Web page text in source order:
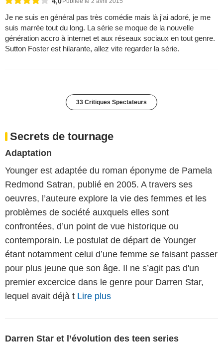
Je ne suis en général pas très comédie mais là j'ai adoré, je me
suis marrée tout du long. La série se moque de la nouvelle
génération accro à internet et aux réseaux sociaux en tout genre.
Sutton Foster est hilarante, allez vite regarder la série.
33 Critiques Spectateurs
Secrets de tournage
Adaptation
Younger est adaptée du roman éponyme de Pamela
Redmond Satran, publié en 2005. A travers ses
oeuvres, l’auteure explore la vie des femmes et les
problèmes de société auxquels elles sont
confrontées, d’un point de vue historique ou
contemporain. Le postulat de départ de Younger
étant notamment celui d’une femme se faisant passer
pour plus jeune que son âge. Il ne s’agit pas d'un
premier excercice dans le genre pour Darren Star,
lequel avait déjà t Lire plus
Darren Star et l’évolution des teen series